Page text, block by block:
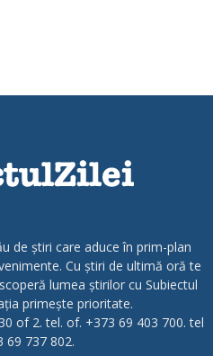
de știri care aduce în prim-plan
Cu știri de ultimă oră te
lumea știrilor cu Subiectul
primește prioritate.
of 2. tel. of. +373 69 403 700. tel
69 737 802.